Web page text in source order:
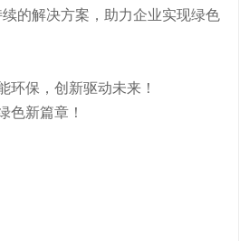
的解决方案，助力企业实现绿色
保，创新驱动未来！
色新篇章！